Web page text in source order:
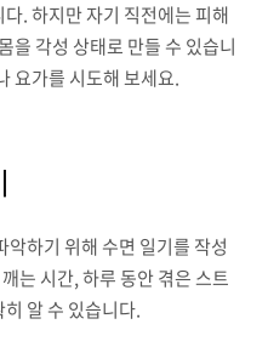
. 하지만 자기 직전에는 피해
을 각성 상태로 만들 수 있습니
요가를 시도해 보세요.
하기 위해 수면 일기를 작성
는 시간, 하루 동안 겪은 스트
알 수 있습니다.